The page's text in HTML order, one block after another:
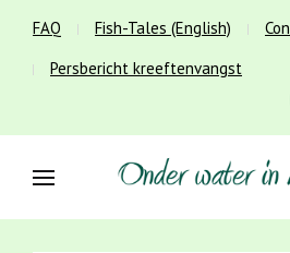
FAQ Fish-Tales (English)
Persbericht kreeftenvangst